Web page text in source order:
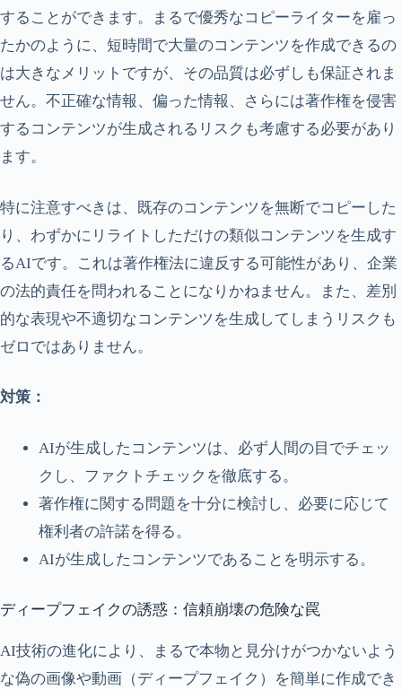
することができます。まるで優秀なコピーライターを雇っ
たかのように、短時間で大量のコンテンツを作成できるの
は大きなメリットですが、その品質は必ずしも保証されま
せん。不正確な情報、偏った情報、さらには著作権を侵害
するコンテンツが生成されるリスクも考慮する必要があり
ます。
特に注意すべきは、既存のコンテンツを無断でコピーした
り、わずかにリライトしただけの類似コンテンツを生成す
るAIです。これは著作権法に違反する可能性があり、企業
の法的責任を問われることになりかねません。また、差別
的な表現や不適切なコンテンツを生成してしまうリスクも
ゼロではありません。
対策：
AIが生成したコンテンツは、必ず人間の目でチェッ
クし、ファクトチェックを徹底する。
著作権に関する問題を十分に検討し、必要に応じて
権利者の許諾を得る。
AIが生成したコンテンツであることを明示する。
ディープフェイクの誘惑：信頼崩壊の危険な罠
AI技術の進化により、まるで本物と見分けがつかないよう
な偽の画像や動画（ディープフェイク）を簡単に作成でき